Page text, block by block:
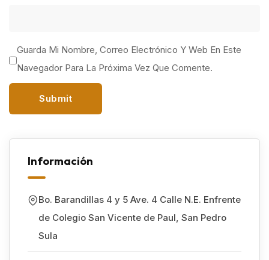
Guarda Mi Nombre, Correo Electrónico Y Web En Este
Navegador Para La Próxima Vez Que Comente.
Información
Bo. Barandillas 4 y 5 Ave. 4 Calle N.E. Enfrente
de Colegio San Vicente de Paul, San Pedro
Sula